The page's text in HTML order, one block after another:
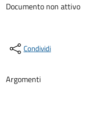
Documento non attivo
Condividi
Argomenti